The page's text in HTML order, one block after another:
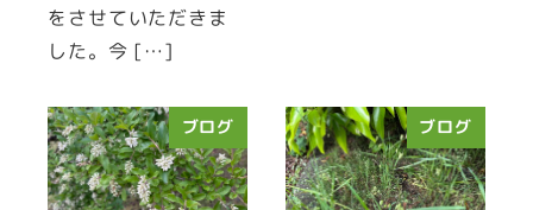
をさせていただきま
した。今 […]
ブログ ブログ